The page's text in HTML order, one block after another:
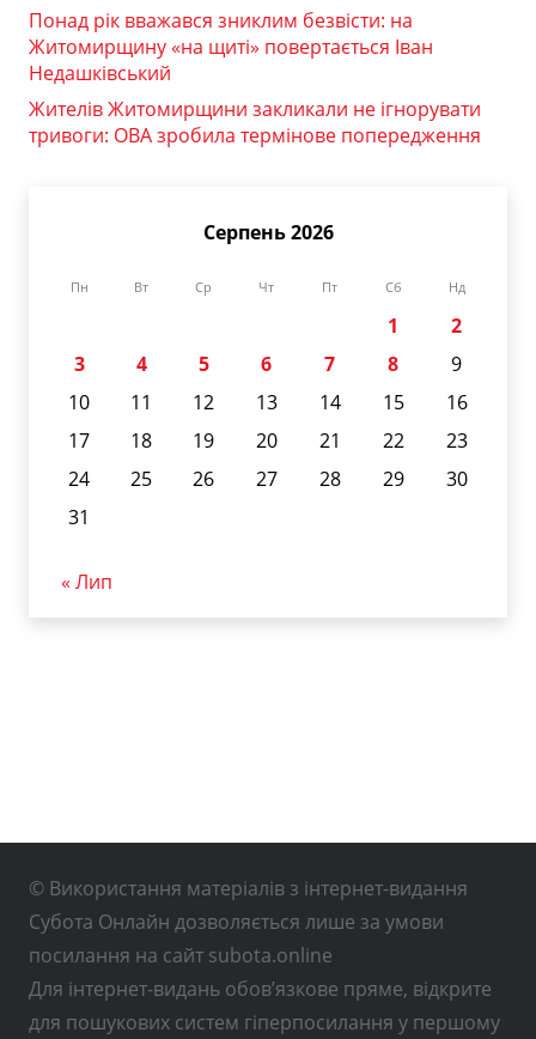
Понад рік вважався зниклим безвісти: на
Житомирщину «на щиті» повертається Іван
Недашківський
Жителів Житомирщини закликали не ігнорувати
тривоги: ОВА зробила термінове попередження
Серпень 2026
Пн Вт Ср Чт Пт Сб Нд
1
2
3
4 5 6 7 8
9
10
11 12 13 14 15
16
17
18 19 20 21 22
23
24
25 26 27 28 29
30
31
« Лип
© Використання матеріалів з інтернет-видання
Субота Онлайн дозволяється лише за умови
посилання на сайт subota.online
Для інтернет-видань обов’язкове пряме, відкрите
для пошукових систем гіперпосилання у першому